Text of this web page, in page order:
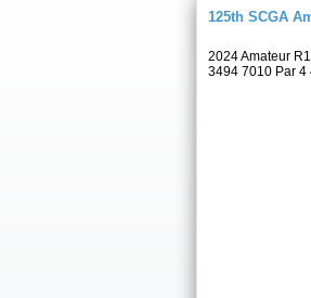
125th SCGA
2024 Amateur
3494 7010 Par 4